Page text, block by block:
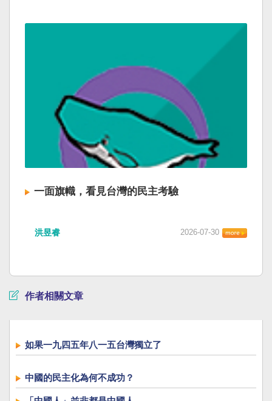
一面旗幟，看見台灣的民主考驗
洪昱睿 2026-07-30
作者相關文章
如果一九四五年八一五台灣獨立了
中國的民主化為何不成功？